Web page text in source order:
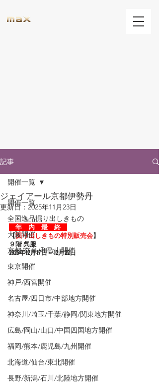
記事
開催一覧
全国逸品掘り出しきもの
大阪開催
京都/奈良/和歌山開催
東京開催
神戸/西宮開催
名古屋/四日市/中部地方開催
神奈川/埼玉/千葉/静岡/関東地方開催
広島/岡山/山口/中国四国地方開催
福岡/熊本/鹿児島/九州開催
北海道/仙台/東北開催
長野/新潟/石川/北陸地方開催
開催一覧
ジェイアール京都伊勢丹
更新日： 2025年11月23日
年　内　最　終
【掘り出しきもの特別販売会】
９階 呉服
2025年12月17日～12月22日